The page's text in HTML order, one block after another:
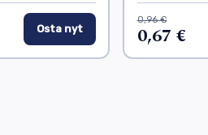
Osta nyt
0,96 €
0,67 €